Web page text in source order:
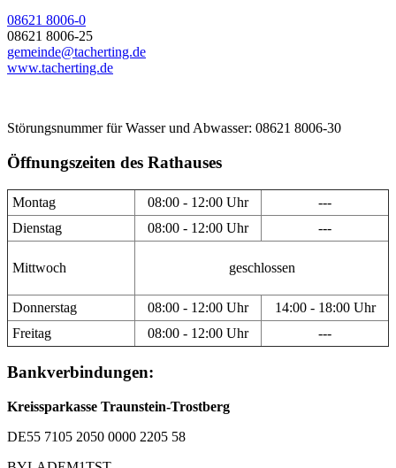
08621 8006-0
08621 8006-25
gemeinde@tacherting.de
www.tacherting.de
Störungsnummer für Wasser und Abwasser: 08621 8006-30
Öffnungszeiten des Rathauses
Montag 08:00 - 12:00 Uhr
---
Dienstag
08:00 - 12:00 Uhr ---
Mittwoch geschlossen
Donnerstag 08:00 - 12:00 Uhr
14:00 - 18:00 Uhr
Freitag
08:00 - 12:00 Uhr ---
Bankverbindungen:
Kreissparkasse Traunstein-Trostberg
DE55 7105 2050 0000 2205 58